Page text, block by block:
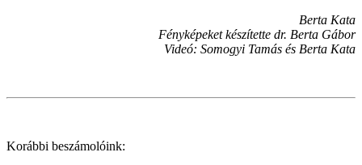
Berta Kata
Fényképeket készítette dr. Berta Gábor
Videó: Somogyi Tamás és Berta Kata
Korábbi beszámolóink: